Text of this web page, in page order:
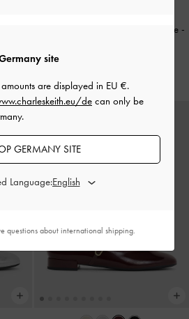
Mary Janes mit runder Zehenpartie -
site
are displayed in EU €.
de can only be
GERMANY SITE
Language:
questions about international shipping.